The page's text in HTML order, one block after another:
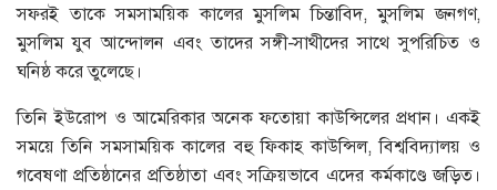
সফরই তাকে সমসাময়িক কালের মুসলিম চিন্তাবিদ, মুসলিম জনগণ,
মুসলিম যুব আন্দোলন এবং তাদের সঙ্গী-সাথীদের সাথে সুপরিচিত ও
ঘনিষ্ঠ করে তুলেছে।
তিনি ইউরোপ ও আমেরিকার অনেক ফতোয়া কাউন্সিলের প্রধান। একই
সময়ে তিনি সমসাময়িক কালের বহু ফিকাহ কাউন্সিল, বিশ্ববিদ্যালয় ও
গবেষণা প্রতিষ্ঠানের প্রতিষ্ঠাতা এবং সক্রিয়ভাবে এদের কর্মকাণ্ডে জড়িত।